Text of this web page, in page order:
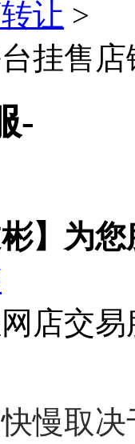
让 >
挂售
】为您
店交
慢取